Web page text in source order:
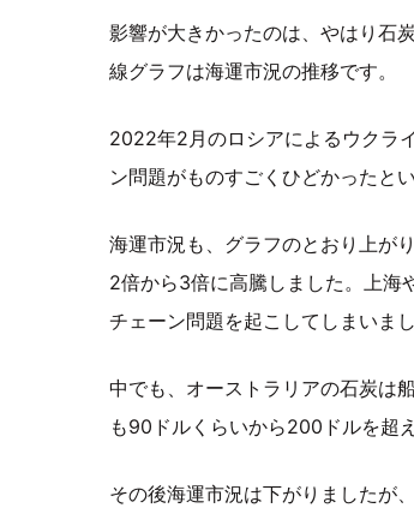
影響が大きかったのは、やはり石
線グラフは海運市況の推移です。
2022年2月のロシアによるウクラ
ン問題がものすごくひどかったと
海運市況も、グラフのとおり上が
2倍から3倍に高騰しました。上海
チェーン問題を起こしてしまいまし
中でも、オーストラリアの石炭は
も90ドルくらいから200ドルを超
その後海運市況は下がりましたが